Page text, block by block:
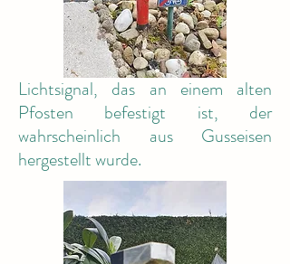
Lichtsignal, das an einem alten
Pfosten befestigt ist, der
wahrscheinlich aus Gusseisen
hergestellt wurde.